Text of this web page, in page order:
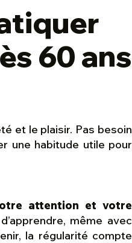
60 ans
et le plaisir. Pas besoin
une habitude utile pour
attention et votre
même avec
la régularité compte